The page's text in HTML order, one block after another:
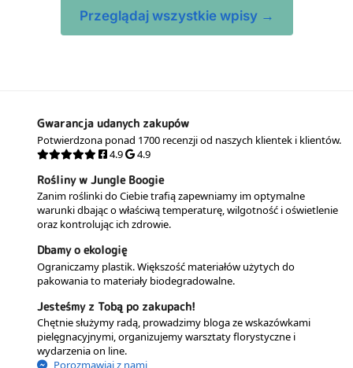
Przeglądaj wszystkie wpisy →
Gwarancja udanych zakupów
Potwierdzona ponad 1700 recenzji od naszych klientek i klientów.
4.9
4.9
Rośliny w Jungle Boogie
Zanim roślinki do Ciebie trafią zapewniamy im optymalne
warunki dbając o właściwą temperaturę, wilgotność i oświetlenie
oraz kontrolując ich zdrowie.
Dbamy o ekologię
Ograniczamy plastik. Większość materiałów użytych do
pakowania to materiały biodegradowalne.
Jesteśmy z Tobą po zakupach!
Chętnie służymy radą, prowadzimy bloga ze wskazówkami
pielęgnacyjnymi, organizujemy warsztaty florystyczne i
wydarzenia on line.
Porozmawiaj z nami